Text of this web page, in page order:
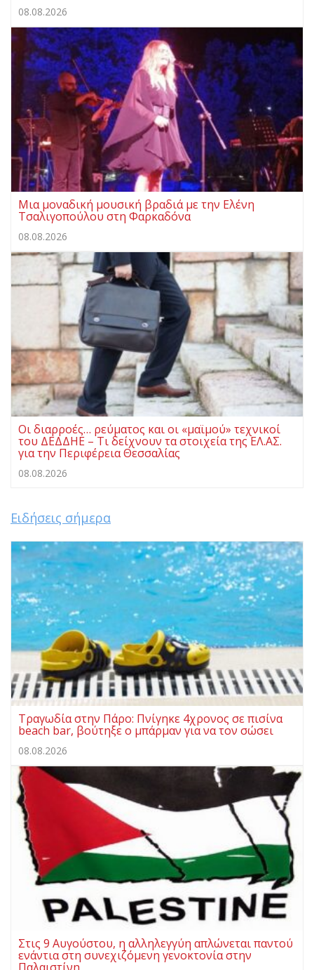
08.08.2026
Μια μοναδική μουσική βραδιά με την Ελένη
Τσαλιγοπούλου στη Φαρκαδόνα
08.08.2026
Οι διαρροές… ρεύματος και οι «μαϊμού» τεχνικοί
του ΔΕΔΔΗΕ – Τι δείχνουν τα στοιχεία της ΕΛ.ΑΣ.
για την Περιφέρεια Θεσσαλίας
08.08.2026
Ειδήσεις σήμερα
Τραγωδία στην Πάρο: Πνίγηκε 4χρονος σε πισίνα
beach bar, βούτηξε ο μπάρμαν για να τον σώσει
08.08.2026
Στις 9 Αυγούστου, η αλληλεγγύη απλώνεται παντού
ενάντια στη συνεχιζόμενη γενοκτονία στην